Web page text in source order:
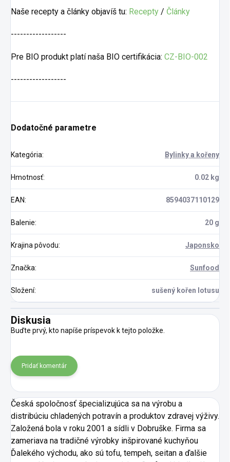
Naše recepty a články objavíš tu: Recepty / Články
------------------
Pre BIO produkt platí naša BIO certifikácia: CZ-BIO-002
------------------
Dodatočné parametre
Kategória: Bylinky a kořeny
Hmotnosť: 0.02 kg
EAN: 8594037110129
Balenie: 20 g
Krajina pôvodu: Japonsko
Značka: Sunfood
Složení: sušený kořen lotusu
Diskusia
Buďte prvý, kto napíše príspevok k tejto položke.
Pridať komentár
Česká spoločnosť špecializujúca sa na výrobu a
distribúciu chladených potravín a produktov zdravej výživy.
Založená bola v roku 2001 a sídli v Dobruške. Firma sa
zameriava na tradičné výrobky inšpirované kuchyňou
Ďalekého východu, ako sú tofu, tempeh, seitan a ďalšie